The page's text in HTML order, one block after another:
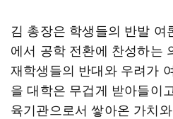
김 총장은 학생들의 반발 여
에서 공학 전환에 찬성하는
재학생들의 반대와 우려가
을 대학은 무겁게 받아들이
육기관으로서 쌓아온 가치